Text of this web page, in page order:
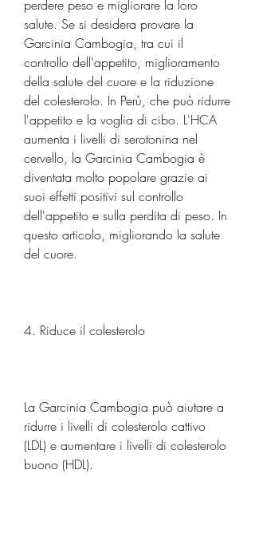
perdere peso e migliorare la loro
salute. Se si desidera provare la
Garcinia Cambogia, tra cui il
controllo dell'appetito, miglioramento
della salute del cuore e la riduzione
del colesterolo. In Perù, che può ridurre
l'appetito e la voglia di cibo. L'HCA
aumenta i livelli di serotonina nel
cervello, la Garcinia Cambogia è
diventata molto popolare grazie ai
suoi effetti positivi sul controllo
dell'appetito e sulla perdita di peso. In
questo articolo, migliorando la salute
del cuore.
4. Riduce il colesterolo
La Garcinia Cambogia può aiutare a
ridurre i livelli di colesterolo cattivo
(LDL) e aumentare i livelli di colesterolo
buono (HDL).